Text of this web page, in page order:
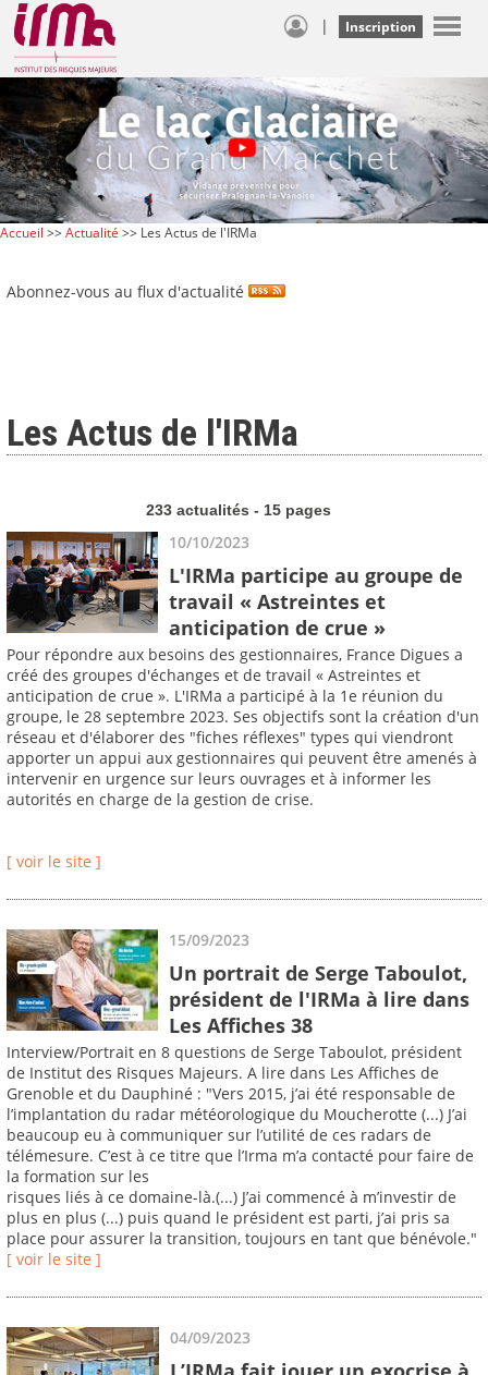
| Inscription
Accueil >>Actualité >> Les Actus de l'IRMa
Abonnez-vous au flux d'actualité
Les Actus de l'IRMa
233 actualités - 15 pages
10/10/2023
L'IRMa participe au groupe de
travail « Astreintes et
anticipation de crue »
Pour répondre aux besoins des gestionnaires, France Digues a
créé des groupes d'échanges et de travail « Astreintes et
anticipation de crue ». L'IRMa a participé à la 1e réunion du
groupe, le 28 septembre 2023. Ses objectifs sont la création d'un
réseau et d'élaborer des "fiches réflexes" types qui viendront
apporter un appui aux gestionnaires qui peuvent être amenés à
intervenir en urgence sur leurs ouvrages et à informer les
autorités en charge de la gestion de crise.
[ voir le site ]
15/09/2023
Un portrait de Serge Taboulot,
président de l'IRMa à lire dans
Les Affiches 38
Interview/Portrait en 8 questions de Serge Taboulot, président
de Institut des Risques Majeurs. A lire dans Les Affiches de
Grenoble et du Dauphiné : "Vers 2015, j’ai été responsable de
l’implantation du radar météorologique du Moucherotte (...) J’ai
beaucoup eu à communiquer sur l’utilité de ces radars de
télémesure. C’est à ce titre que l’Irma m’a contacté pour faire de
la formation sur les
risques liés à ce domaine-là.(...) J’ai commencé à m’investir de
plus en plus (...) puis quand le président est parti, j’ai pris sa
place pour assurer la transition, toujours en tant que bénévole."
[ voir le site ]
04/09/2023